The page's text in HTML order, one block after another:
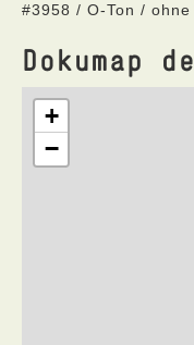
#3958 / O-Ton /
Dokumap